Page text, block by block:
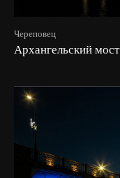
Череповец
Архангельский мост